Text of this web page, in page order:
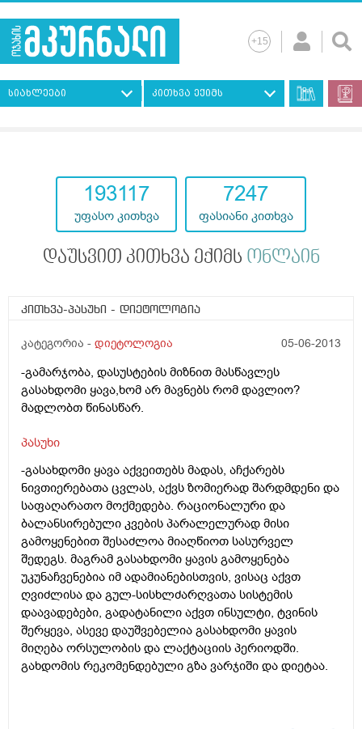
სიახლეები კითხვა ექიმს
193117
უფასო კითხვა
7247
ფასიანი კითხვა
დაუსვით კითხვა ექიმს ონლაინ
კითხვა-პასუხი - დიეტოლოგია
კატეგორია - დიეტოლოგია 05-06-2013
-გამარჯობა, დასუსტების მიზნით მასწავლეს
გასახდომი ყავა,ხომ არ მავნებს რომ დავლიო?
მადლობთ წინასწარ.
პასუხი
-გასახდომი ყავა აქვეითებს მადას, აჩქარებს
ნივთიერებათა ცვლას, აქვს ზომიერად შარდმდენი და
საფაღარათო მოქმედება. რაციონალური და
ბალანსირებული კვების პარალელურად მისი
გამოყენებით შესაძლოა მიაღწიოთ სასურველ
შედეგს. მაგრამ გასახდომი ყავის გამოყენება
უკუნაჩვენებია იმ ადამიანებისთვის, ვისაც აქვთ
ღვიძლისა და გულ-სისხლძარღვათა სისტემის
დაავადებები, გადატანილი აქვთ ინსულტი, ტვინის
შერყევა, ასევე დაუშვებელია გასახდომი ყავის
მიღება ორსულობის და ლაქტაციის პერიოდში.
გახდომის რეკომენდებული გზა ვარჯიში და დიეტაა.